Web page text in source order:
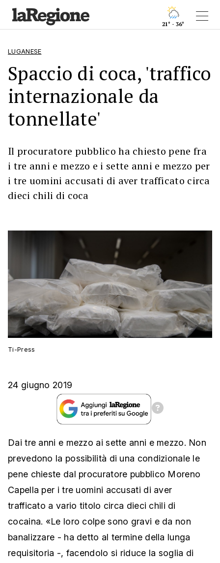
21° - 36°
LUGANESE
Spaccio di coca, 'traffico
internazionale da
tonnellate'
Il procuratore pubblico ha chiesto pene fra
i tre anni e mezzo e i sette anni e mezzo per
i tre uomini accusati di aver trafficato circa
dieci chili di coca
Ti-Press
24 giugno 2019
Dai tre anni e mezzo ai sette anni e mezzo. Non
prevedono la possibilità di una condizionale le
pene chieste dal procuratore pubblico Moreno
Capella per i tre uomini accusati di aver
trafficato a vario titolo circa dieci chili di
cocaina. «Le loro colpe sono gravi e da non
banalizzare - ha detto al termine della lunga
requisitoria -, facendolo si riduce la soglia di